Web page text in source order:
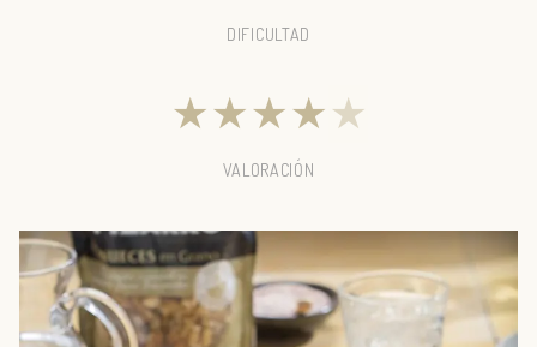
DIFICULTAD
★★★★★
VALORACIÓN